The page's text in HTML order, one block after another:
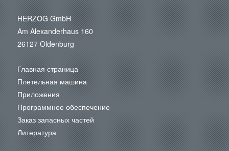
HERZOG GmbH
Am Alexanderhaus 160
26127 Oldenburg
Главная страница
Плетельная машина
Приложения
Программное обеспечение
Заказ запасных частей
Литература